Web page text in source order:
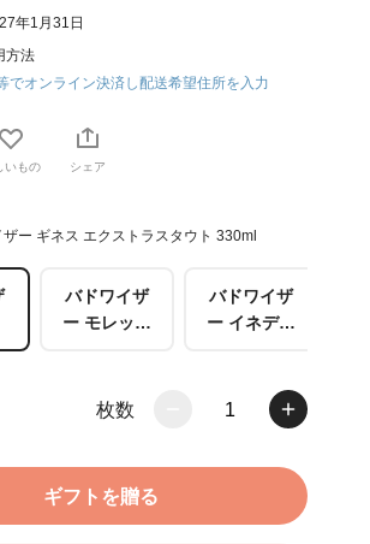
年1月31日
方法
でオンライン決済し配送希望住所を入力
いもの シェア
ー ギネス エクストラスタウト 330ml
バドワイザ
ー モレッテ
バドワイザ
ー イネディ
枚数 1
ギフトを贈る